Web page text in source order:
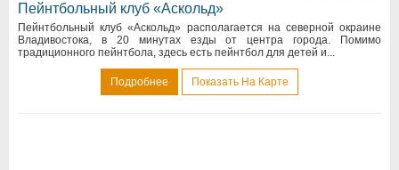
Пейнтбольный клуб «Аскольд»
Пейнтбольный клуб «Аскольд» располагается на северной окраине
Владивостока, в 20 минутах езды от центра города. Помимо
традиционного пейнтбола, здесь есть пейнтбол для детей и...
Подробнее Показать На Карте